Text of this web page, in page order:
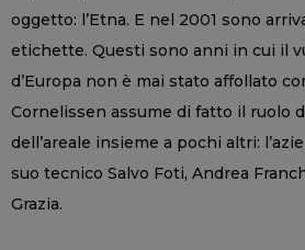
oggetto: l’Etna. E nel 2001 sono
etichette. Questi sono anni in cui il
d’Europa non è mai stato affollato
Cornelissen assume di fatto il ruolo
dell’areale insieme a pochi altri:
suo tecnico Salvo Foti, Andrea
Grazia.